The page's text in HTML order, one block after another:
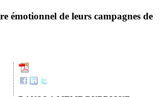
émotionnel de leurs campagnes de